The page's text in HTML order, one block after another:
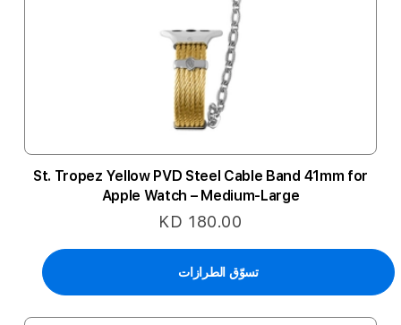
St. Tropez Yellow PVD Steel Cable Band 41mm for
Apple Watch – Medium-Large
KD 180.00
تسوّق الطرازات